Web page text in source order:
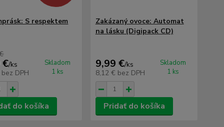
S respektem
€/ks
bez DPH
Skladom
1 ks
do košíka
Zakázaný ovoce: Automat
na lásku (Digipack CD)
9,99 €/ks
8,12 € bez DPH
Skladom
1 ks
Pridať do košíka